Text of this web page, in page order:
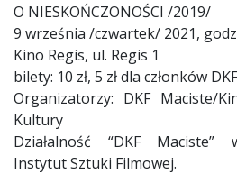
O NIESKOŃCZONOŚCI /2019/
9 września /czwartek/ 2021,
Kino Regis, ul. Regis 1
bilety: 10 zł, 5 zł dla członków
Organizatorzy: DKF Maciste/
Kultury
Działalność “DKF Maciste”
Instytut Sztuki Filmowej.